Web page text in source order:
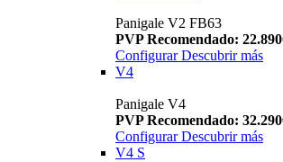
Panigale V2 FB63
PVP Recomendado:
Configurar Descubrir más
V4
Panigale V4
PVP Recomendado:
Configurar Descubrir más
V4 S